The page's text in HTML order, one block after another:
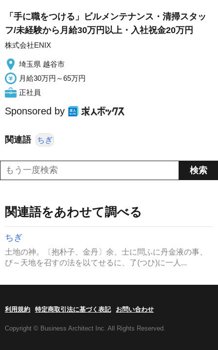
「手に職をつける」ビルメンテナンス・清掃スタッ
フ/未経験から月給30万円以上・入社祝金20万円
株式会社ENIX
埼玉県 越谷市
月給30万円～65万円
正社員
Sponsored by
関連語 ちぎ
関連語をあわせて調べる
ちぎ
土地の神。〔抱朴子、金丹〕余、士に問ふに丹金液の事、
び～天地を召すの法を以てせるに、了(つひ)に一人...
利用規約 特定商取引法に基づく表記 お問い合わせ
Copyright © Business Architect Inc. All Rights Reserved.